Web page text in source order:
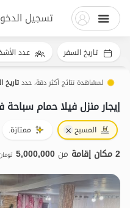
تسجيل
لمشاهدة نتائج أكثر دقة، حددتاريخ
إيجار منزل فيلا حمام
المسبح ممتازة.
2 مكان إقامة من 5,000,000
تاريخ السفر عدد